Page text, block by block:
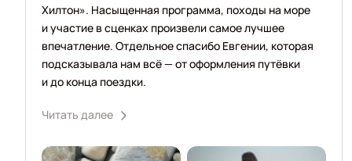
Хилтон». Насыщенная программа, походы на море
и участие в сценках произвели самое лучшее
впечатление. Отдельное спасибо Евгении, которая
подсказывала нам всё — от оформления путёвки
и до конца поездки.
Читать далее